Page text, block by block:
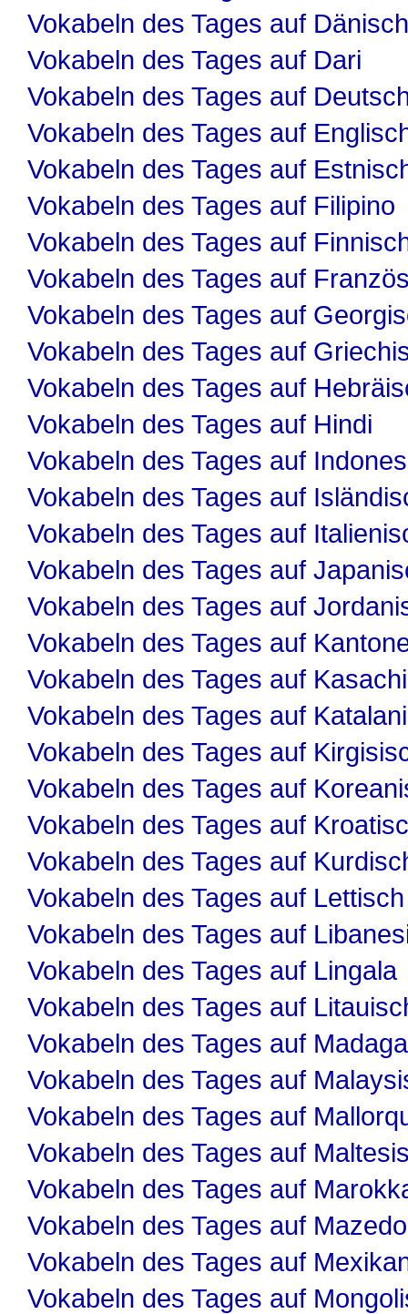
Vokabeln des Tages auf Dänisch
Vokabeln des Tages auf Dari
Vokabeln des Tages auf
Vokabeln des Tages auf
Vokabeln des Tages auf
Vokabeln des Tages auf Filipino
Vokabeln des Tages auf
Vokabeln des Tages auf
Vokabeln des Tages auf
Vokabeln des Tages auf
Vokabeln des Tages auf
Vokabeln des Tages auf Hindi
Vokabeln des Tages auf
Vokabeln des Tages auf
Vokabeln des Tages auf
Vokabeln des Tages auf
Vokabeln des Tages auf
Vokabeln des Tages auf
Vokabeln des Tages auf
Vokabeln des Tages auf
Vokabeln des Tages auf
Vokabeln des Tages auf
Vokabeln des Tages auf
Vokabeln des Tages auf
Vokabeln des Tages auf Lettisch
Vokabeln des Tages auf
Vokabeln des Tages auf Lingala
Vokabeln des Tages auf
Vokabeln des Tages auf
Vokabeln des Tages auf
Vokabeln des Tages auf
Vokabeln des Tages auf
Vokabeln des Tages auf
Vokabeln des Tages auf
Vokabeln des Tages auf
Vokabeln des Tages auf